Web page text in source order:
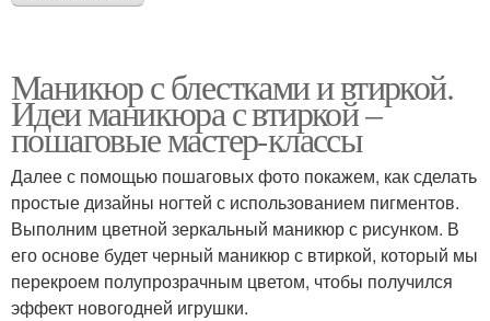
Маникюр с блестками и втиркой.
Идеи маникюра с втиркой –
пошаговые мастер-классы
Далее с помощью пошаговых фото покажем, как сделать
простые дизайны ногтей с использованием пигментов.
Выполним цветной зеркальный маникюр с рисунком. В
его основе будет черный маникюр с втиркой, который мы
перекроем полупрозрачным цветом, чтобы получился
эффект новогодней игрушки.